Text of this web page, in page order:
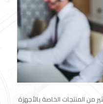
من المنتجات الخاصة بالأجهزة